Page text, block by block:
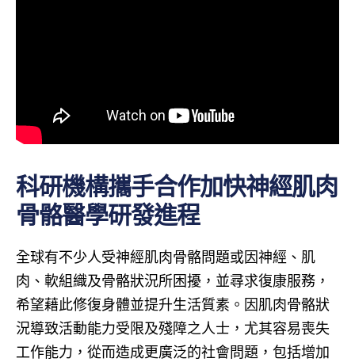
科研機構攜手合作加快神經肌肉
骨骼醫學研發進程
全球有不少人受神經肌肉骨骼問題或因神經、肌
肉、軟組織及骨骼狀況所困擾，並尋求復康服務，
希望藉此修復身體並提升生活質素。因肌肉骨骼狀
況導致活動能力受限及殘障之人士，尤其容易喪失
工作能力，從而造成更廣泛的社會問題，包括增加